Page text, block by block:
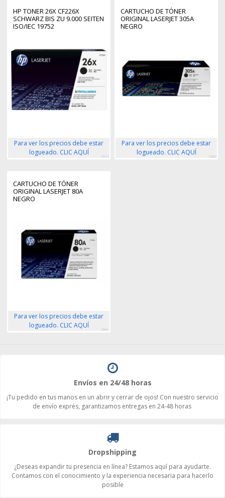
HP TONER 26X CF226X
SCHWARZ BIS ZU 9.000 SEITEN
ISO/IEC 19752
Para ver los precios debe estar
logueado. CLIC AQUÍ
3971
CARTUCHO DE TÓNER
ORIGINAL LASERJET 305A
NEGRO
Para ver los precios debe estar
logueado. CLIC AQUÍ
3980
CARTUCHO DE TÓNER
ORIGINAL LASERJET 80A
NEGRO
Para ver los precios debe estar
logueado. CLIC AQUÍ
3981
Envíos en 24/48 horas
¡Tu pedido en tus manos en un abrir y cerrar de ojos! Con nuestro servicio
de envío exprés, garantizamos entregas en 24-48 horas
Dropshipping
¿Deseas expandir tu presencia en línea? Estamos aquí para ayudarte.
Contamos con el conocimiento y la experiencia necesaria para hacerlo
posible